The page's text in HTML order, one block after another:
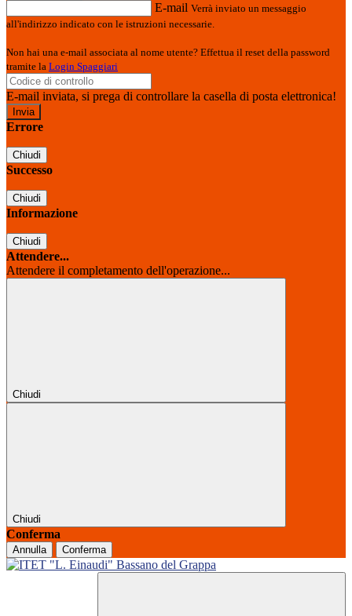
E-mail Verrà inviato un messaggio
all'indirizzo indicato con le istruzioni necessarie.
Non hai una e-mail associata al nome utente? Effettua il reset della password
tramite la Login Spaggiari
E-mail inviata, si prega di controllare la casella di posta elettronica!
Errore
Chiudi
Successo
Chiudi
Informazione
Chiudi
Attendere...
Attendere il completamento dell'operazione...
Chiudi
Chiudi
Conferma
Annulla Conferma